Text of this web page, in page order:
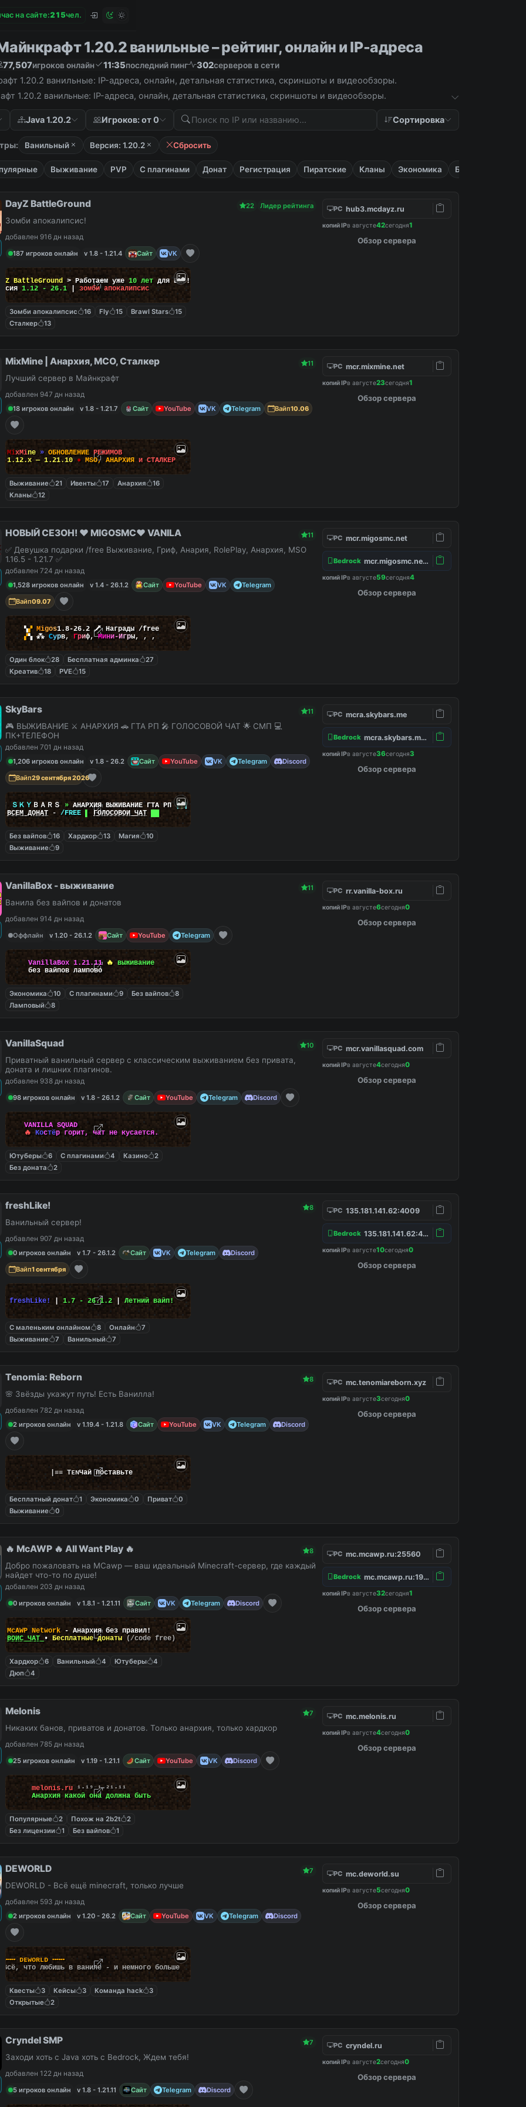
на сайте:2 1 5чел.
1.20.2 ванильные – рейтинг, онлайн и IP-адреса
77,507игроков онлайн 11:35последний пинг 302серверов в сети
1.20.2 ванильные: IP-адреса, онлайн, детальная статистика, скриншоты и видеообзоры.
1.20.2 ванильные: IP-адреса, онлайн, детальная статистика, скриншоты и видеообзоры.
Java 1.20.2 Игроков: от 0 Сортировка
Ванильный Версия: 1.20.2 Сбросить
Выживание PVP С плагинами Донат Регистрация Пиратские Кланы Экономика Бесплатные
DayZ BattleGround 22 Лидер рейтинга
Зомби апокалипсис!
добавлен 916 дн назад
187 игроков онлайн
v 1.8 - 1.21.4 Сайт VK
BattleGround > Работаем уже 10 лет для Вас!
1.12 - 26.1 зомби апокалипсис
Зомби апокалипсис 16 Fly 15 Brawl Stars
15
Сталкер
13
PC hub3.mcdayz.ru
копий IPв августе42сегодня1
Обзор сервера
MixMine | Анархия, МСО, Сталкер 11
Лучший сервер в Майнкрафт
добавлен 947 дн назад
18 игроков онлайн
v 1.8 - 1.21.7 Сайт YouTube VK Telegram Вайп10.06
MixMine » ОБНОВЛЕНИЕ РЕЖИМОВ
1.12.x — 1.21.10 ● MSO, АНАРХИЯ и СТАЛКЕР
Выживание 21 Ивенты 17 Анархия
16
Кланы
12
PC mcr.mixmine.net
копий IPв августе23сегодня1
Обзор сервера
НОВЫЙ СЕЗОН! ❤️ MIGOSMC❤️ VANILA 11
✅ Девушка подарки /free Выживание, Гриф, Анария, RolePlay, Анархия, MSO
1.16.5 - 1.21.7 ✅
добавлен 724 дн назад
1,528 игроков онлайн
v 1.4 - 26.1.2 Сайт YouTube VK
Telegram
Вайп09.07
▚▞ Migos1.8-26.2 🗡 Награды /free
▞▚ ⁂ Сурв, Гриф,Мини-Игры, , ,
Один блок 28 Бесплатная админка
27
Креатив
18 PVE 15
PC mcr.migosmc.net
Bedrock mcr.migosmc.net:19132
копий IPв августе59сегодня4
Обзор сервера
SkyBars 11
🎮 ВЫЖИВАНИЕ ⚔️ АНАРХИЯ 🚗 ГТА РП 🎤 ГОЛОСОВОЙ ЧАТ 🌟 СМП 💻
ПК+ТЕЛЕФОН
добавлен 701 дн назад
1,206 игроков онлайн
v 1.8 - 26.2 Сайт YouTube VK Telegram
Discord
Вайп29 сентября 2026
ＳＫＹ ＢＡＲＳ » АНАРХИЯ ВЫЖИВАНИЕ ГТА РП|||
ВСЕМ ДОНАТ - /FREE ГОЛОСОВОЙ ЧАТ
Без вайпов 16 Хардкор 13 Магия
10
Выживание
9
PC mcra.skybars.me
Bedrock mcra.skybars.me:19132
копий IPв августе36сегодня3
Обзор сервера
VanillaBox - выживание 11
Ванила без вайпов и донатов
добавлен 914 дн назад
Оффлайн
v 1.20 - 26.1.2 Сайт YouTube Telegram
VanillaBox1.21.11 🔥 выживание
без вайпов лампово
Экономика 10 С плагинами 9 Без вайпов
8
Ламповый
8
PC rr.vanilla-box.ru
копий IPв августе6сегодня0
Обзор сервера
VanillaSquad 10
Приватный ванильный сервер с классическим выживанием без привата,
доната и лишних плагинов.
добавлен 938 дн назад
98 игроков онлайн
v 1.8 - 26.1.2 Сайт YouTube Telegram Discord
VANILLA SQUAD
🔥 Костёр горит, чат не кусается.
Ютуберы 6 С плагинами 4 Казино
2
Без доната
2
PC mcr.vanillasquad.com
копий IPв августе4сегодня0
Обзор сервера
freshLike! 8
Ванильный сервер!
добавлен 907 дн назад
0 игроков онлайн
v 1.7 - 26.1.2 Сайт VK Telegram
Discord
Вайп1 сентября
freshLike! | 1.7 - 26.1.2 Летний вайп!
С маленьким онлайном 8 Онлайн
7
Выживание
7 Ванильный 7
PC 135.181.141.62:4009
Bedrock 135.181.141.62:4157
копий IPв августе10сегодня0
Обзор сервера
Tenomia: Reborn 8
🌸 Звёзды укажут путь! Есть Ванилла!
добавлен 782 дн назад
2 игроков онлайн
v 1.19.4 - 1.21.8 Сайт YouTube VK Telegram Discord
≡≡ TᴇɴЧай поставьте
Бесплатный донат 1 Экономика 0 Приват
0
Выживание
0
PC mc.tenomiareborn.xyz
копий IPв августе3сегодня0
Обзор сервера
🔥 McAWP 🔥 All Want Play 🔥 8
Добро пожаловать на MCawp — ваш идеальный Minecraft-сервер, где каждый
найдет что-то по душе!
добавлен 203 дн назад
0 игроков онлайн
v 1.8.1 - 1.21.11 Сайт VK Telegram Discord
McAWP Network - Анархия без правил!
ВОЙС ЧАТ
• Бесплатные донаты (/code free)
Хардкор 6 Ванильный 4 Ютуберы
4
Дюп
4
PC mc.mcawp.ru:25560
Bedrock mc.mcawp.ru:19132
копий IPв августе32сегодня1
Обзор сервера
Melonis 7
Никаких банов, приватов и донатов. Только анархия, только хардкор
добавлен 785 дн назад
25 игроков онлайн
v 1.19 - 1.21.1 Сайт YouTube VK Discord
melonis.ru ¹⋅¹⁹⁻¹⋅²¹⋅¹¹
Анархия какой она должна быть
Популярные 2 Похож на 2b2t
2
Без лицензии
1 Без вайпов 1
PC mc.melonis.ru
копий IPв августе4сегодня0
Обзор сервера
DEWORLD 7
DEWORLD - Всё ещё minecraft, только лучше
добавлен 593 дн назад
2 игроков онлайн
v 1.20 - 26.2 Сайт YouTube VK Telegram Discord
╍╍╍ ᴅᴇᴡᴏʀʟᴅ ╍╍╍
Всё, что любишь в ваниле - и немного больше
Квесты 3 Кейсы 3 Команда hack
3
Открытые
2
PC mc.deworld.su
копий IPв августе5сегодня0
Обзор сервера
Cryndel SMP 7
Заходи хоть с Java хоть с Bedrock, Ждем тебя!
добавлен 122 дн назад
5 игроков онлайн
v 1.8 - 1.21.11 Сайт Telegram Discord
PC cryndel.ru
копий IPв августе2сегодня0
Обзор сервера